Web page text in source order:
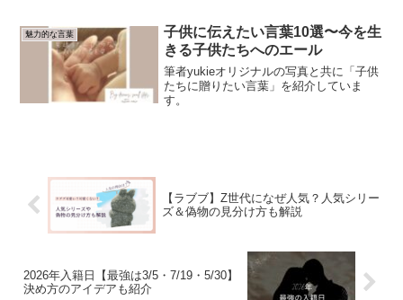
魅力的な言葉
子供に伝えたい言葉10選〜今を生
きる子供たちへのエール
筆者yukieオリジナルの写真と共に「子供
たちに贈りたい言葉」を紹介していま
す。
【ラブブ】Z世代になぜ人気？人気シリー
ズ＆偽物の見分け方も解説
2026年入籍日【最強は3/5・7/19・5/30】
決め方のアイデアも紹介